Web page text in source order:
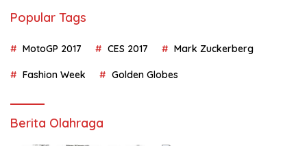
Popular Tags
MotoGP 2017 CES 2017 Mark Zuckerberg
Fashion Week Golden Globes
Berita Olahraga